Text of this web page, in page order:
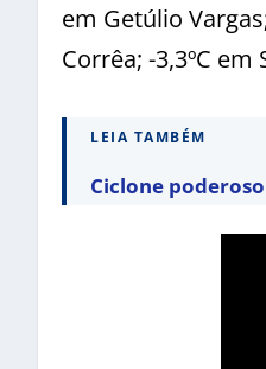
em Getúlio
Corrêa; -3,3ºC
LEIA TAMBÉM
Ciclone